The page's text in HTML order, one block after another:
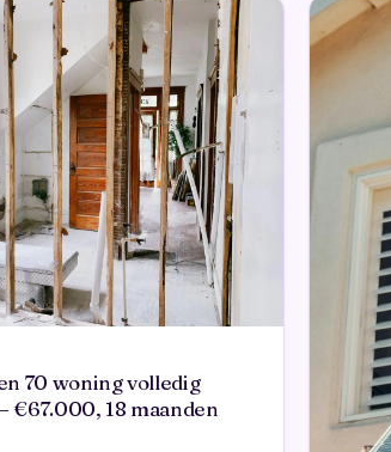
70 woning volledig
€67.000, 18 maanden